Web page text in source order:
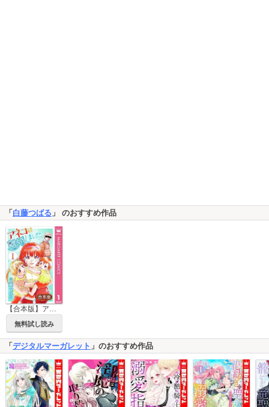
「 白藤つばる 」 のおすすめ作品
無料試し読み
「デジタルマーガレット 」のおすすめ作品